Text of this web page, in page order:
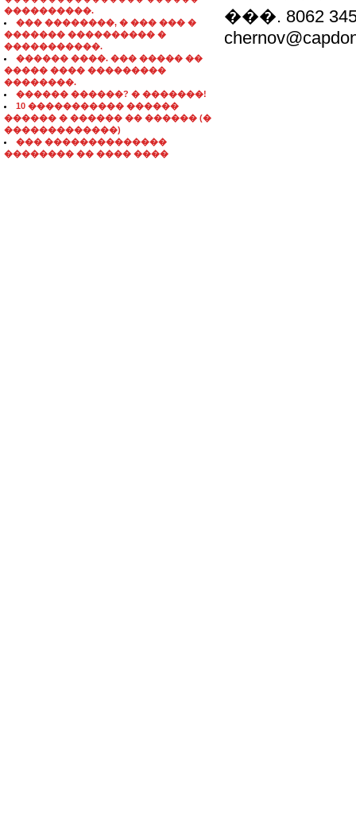
����������.
��� ��������, � ��� ��� �
������� ���������� �
�����������.
������ ����. ��� ����� ��
����� ���� ���������
��������.
������ ������? � �������!
10 ����������� ������
������ � ������ �� ������ (�
�������������)
��� ��������������
�������� �� ���� ����
���. 8062